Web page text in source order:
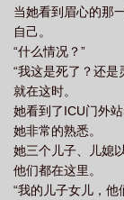
当她看到眉心的那
自己。
“什么情况？”
“我这是死了？还是
就在这时。
她看到了ICU门外站
她非常的熟悉。
她三个儿子、儿媳
他们都在这里。
“我的儿子女儿，